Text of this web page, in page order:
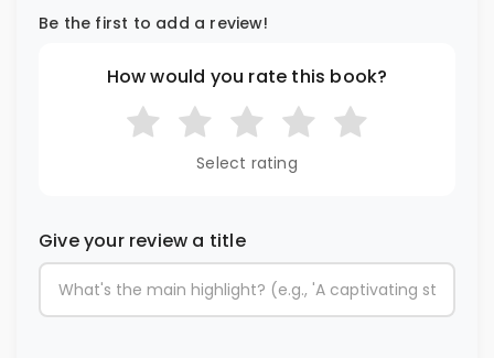
Be the first to add a review!
How would you rate this book?
Select rating
Give your review a title